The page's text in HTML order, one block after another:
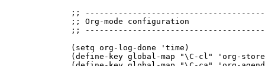
;;
;; Org-mode configuration
;;
(setq org-log-done 'time)
(define-key global-map "\C-cl" 'org-